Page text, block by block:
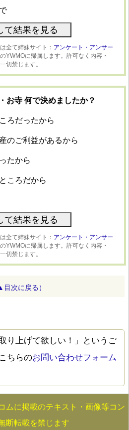
全て姉妹サイト： アンケート・アンサー
YWMOに帰属します。許可なく内容・
切禁じます。
お寺 何で決めましたか？
ろだったから
のご利益があるから
たから
ころだから
全て姉妹サイト： アンケート・アンサー
YWMOに帰属します。許可なく内容・
切禁じます。
目次に戻る）
り上げて欲しい！」というご
ちらのお問い合わせフォーム
ムに掲載のテキスト・画像等コン
断転載を禁じます